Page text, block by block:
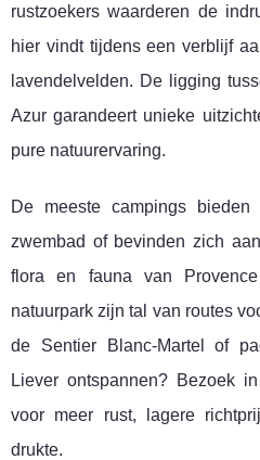
rustzoekers waarderen de
hier vindt tijdens een verblijf
lavendelvelden. De ligging
Azur garandeert unieke
pure natuurervaring.
De meeste campings
zwembad of bevinden zich
flora en fauna van
natuurpark zijn tal van routes
de Sentier Blanc-Martel of
Liever ontspannen? Bezoek
voor meer rust, lagere
drukte.